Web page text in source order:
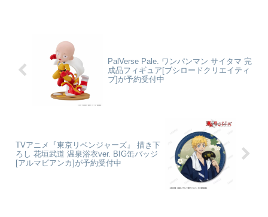
PalVerse Pale. ワンパンマン サイタマ 完
成品フィギュア[ブシロードクリエイティ
ブ]が予約受付中
TVアニメ『東京リベンジャーズ』 描き下
ろし 花垣武道 温泉浴衣ver. BIG缶バッジ
[アルマビアンカ]が予約受付中